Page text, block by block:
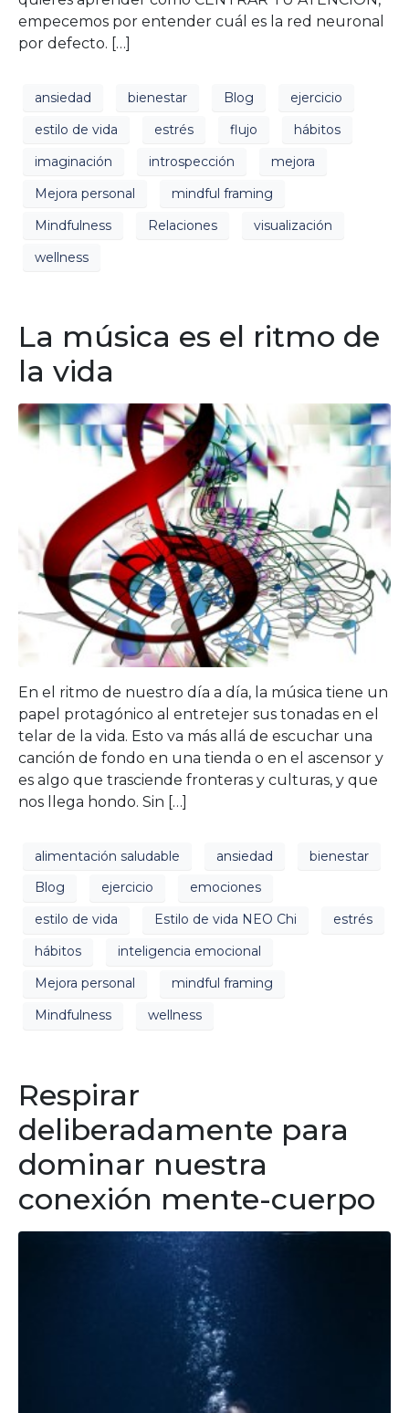
empecemos por entender cuál es la red neuronal
por defecto. […]
ansiedad bienestar Blog
ejercicio
estilo de vida
estrés flujo
hábitos
imaginación
introspección
mejora
Mejora personal
mindful framing
Mindfulness
Relaciones
visualización
wellness
La música es el ritmo de
la vida
En el ritmo de nuestro día a día, la música tiene un
papel protagónico al entretejer sus tonadas en el
telar de la vida. Esto va más allá de escuchar una
canción de fondo en una tienda o en el ascensor y
es algo que trasciende fronteras y culturas, y que
nos llega hondo. Sin […]
alimentación saludable ansiedad
bienestar
Blog
ejercicio
emociones
estilo de vida
Estilo de vida NEO Chi
estrés
hábitos
inteligencia emocional
Mejora personal
mindful framing
Mindfulness
wellness
Respirar
deliberadamente para
dominar nuestra
conexión mente-cuerpo